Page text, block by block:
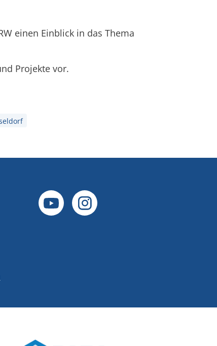
einen Einblick in das Thema
Projekte vor.